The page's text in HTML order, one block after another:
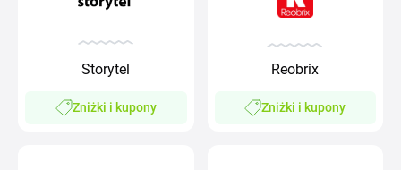
Storytel
Zniżki i kupony
Reobrix
Zniżki i kupony